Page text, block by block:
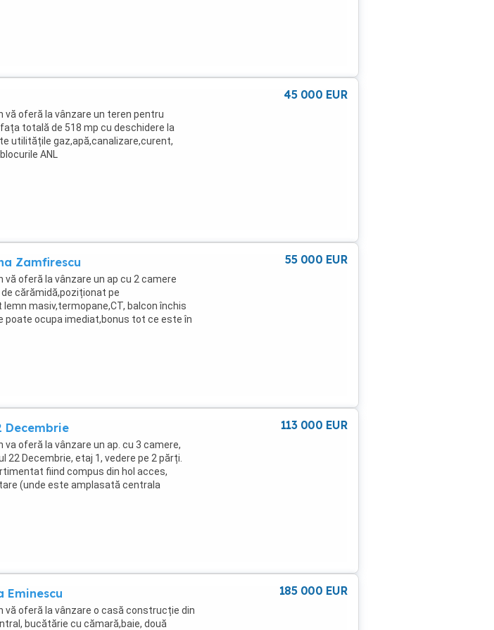
vă oferă la vânzare un teren pentru
totală de 518 mp cu deschidere la
utilitățile gaz,apă,canalizare,curent,
ANL
45 000 EUR
Zamfirescu
oferă la vânzare un ap cu 2 camere
cărămidă,poziționat pe
masiv,termopane,CT, balcon închis
poate ocupa imediat,bonus tot ce este în
55 000 EUR
Decembrie
oferă la vânzare un ap. cu 3 camere,
Decembrie, etaj 1, vedere pe 2 părți.
fiind compus din hol acces,
(unde este amplasată centrala
luminos și generos ca
gaz, amenajările fiind clasice-parchet
gresie, faianță, tâmplărie pvc etc.
113 000 EUR
Eminescu
vă oferă la vânzare o casă construcție din
bucătărie cu cămară,baie, două
185 000 EUR